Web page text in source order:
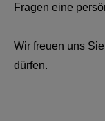
Fragen eine
Wir freuen uns
dürfen.